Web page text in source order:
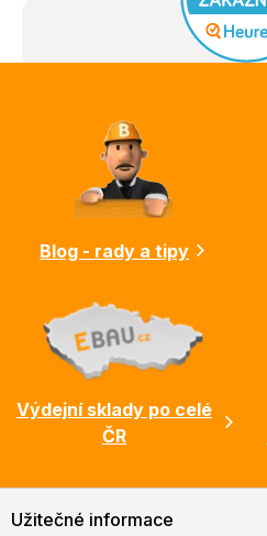
Blog - rady a tipy
Výdejní sklady po celé
ČR
Užitečné informace